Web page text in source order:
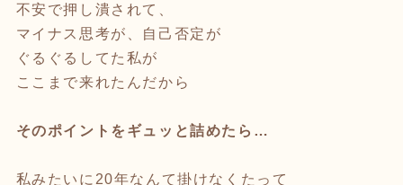
不安で押し潰されて、
マイナス思考が、自己否定が
ぐるぐるしてた私が
ここまで来れたんだから
そのポイントをギュッと詰めたら…
私みたいに20年なんて掛けなくたって